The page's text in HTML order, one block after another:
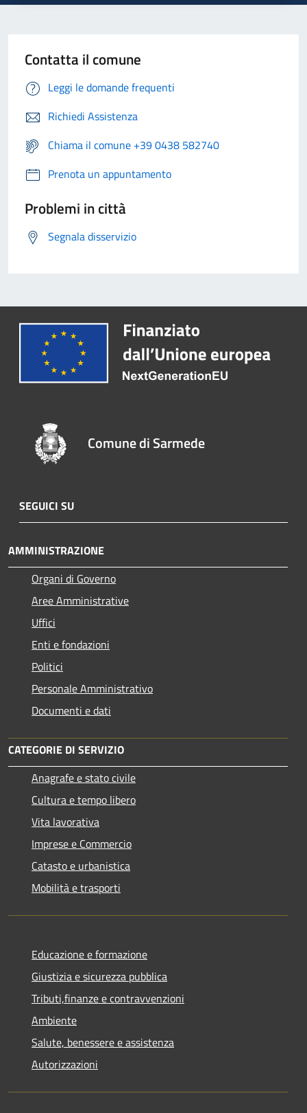
Contatta il comune
Leggi le domande frequenti
Richiedi Assistenza
Chiama il comune +39 0438 582740
Prenota un appuntamento
Problemi in città
Segnala disservizio
Comune di Sarmede
SEGUICI SU
AMMINISTRAZIONE
Organi di Governo
Aree Amministrative
Uffici
Enti e fondazioni
Politici
Personale Amministrativo
Documenti e dati
CATEGORIE DI SERVIZIO
Anagrafe e stato civile
Cultura e tempo libero
Vita lavorativa
Imprese e Commercio
Catasto e urbanistica
Mobilità e trasporti
Educazione e formazione
Giustizia e sicurezza pubblica
Tributi,finanze e contravvenzioni
Ambiente
Salute, benessere e assistenza
Autorizzazioni